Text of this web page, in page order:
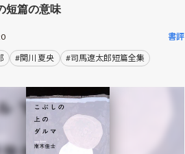
短篇の意味
書評
#関川 夏央 #司馬遼太郎短篇全集